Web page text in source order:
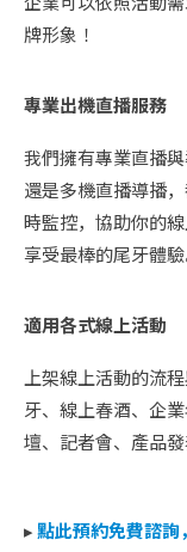
牌形象！
專業出機直播服務
我們擁有專業直播
還是多機直播導播
時監控，協助你的
享受最棒的尾牙體驗
適用各式線上活動
上架線上活動的流
牙、線上春酒、企
壇、記者會、產品
▸點此預約免費諮